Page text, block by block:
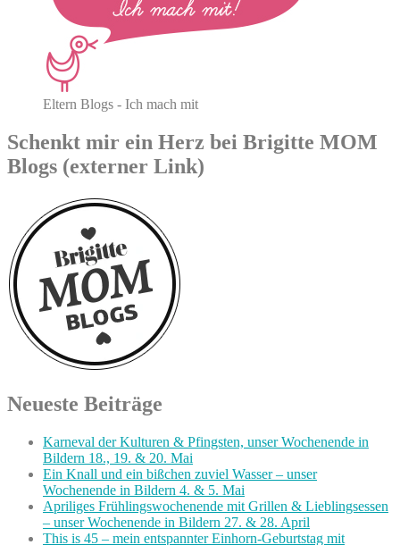
Eltern Blogs - Ich mach mit
Schenkt mir ein Herz bei Brigitte MOM
Blogs (externer Link)
Neueste Beiträge
Karneval der Kulturen & Pfingsten, unser Wochenende in
Bildern 18., 19. & 20. Mai
Ein Knall und ein bißchen zuviel Wasser – unser
Wochenende in Bildern 4. & 5. Mai
Apriliges Frühlingswochenende mit Grillen & Lieblingsessen
– unser Wochenende in Bildern 27. & 28. April
This is 45 – mein entspannter Einhorn-Geburtstag mit